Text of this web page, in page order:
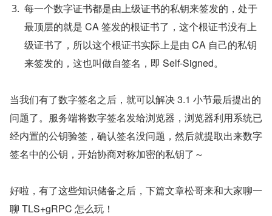
每一个数字证书都是由上级证书的私钥来签发的，处于
最顶层的就是 CA 签发的根证书了，这个根证书没有上
级证书了，所以这个根证书实际上是由 CA 自己的私钥
来签发的，这也叫做自签名，即 Self-Signed。
当我们有了数字签名之后，就可以解决 3.1 小节最后提出的
问题了。服务端将数字签名发给浏览器，浏览器利用系统已
经内置的公钥验签，确认签名没问题，然后就提取出来数字
签名中的公钥，开始协商对称加密的私钥了～
好啦，有了这些知识储备之后，下篇文章松哥来和大家聊一
聊 TLS+gRPC 怎么玩！